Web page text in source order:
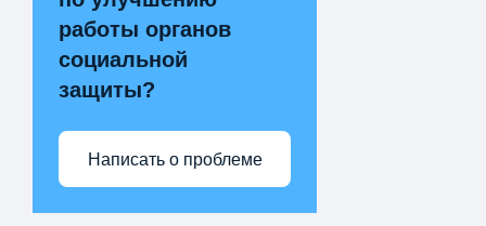
работы органов
социальной
защиты?
Написать о проблеме